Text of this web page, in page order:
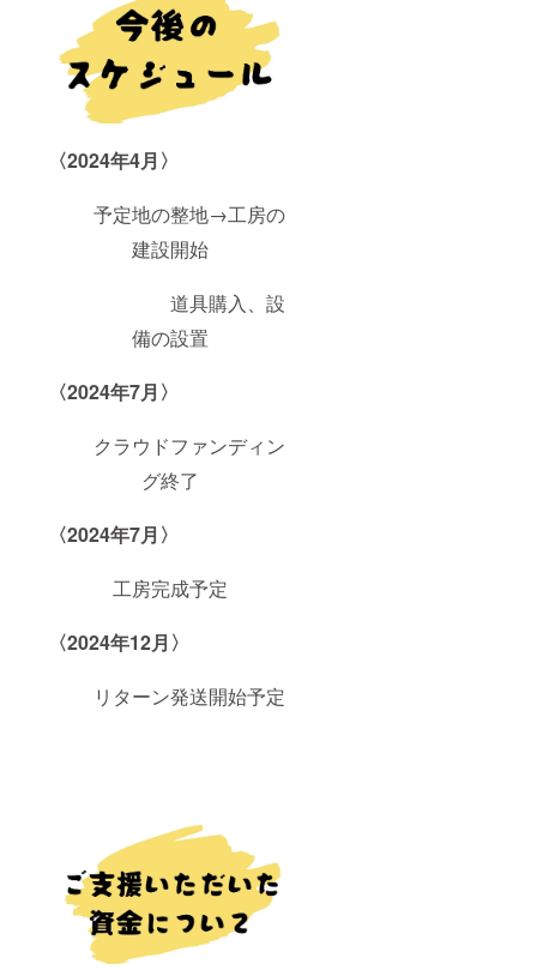
〈2024年4月〉
予定地の整地→工房の
建設開始
道具購入、設
備の設置
〈2024年7月〉
クラウドファンディン
グ終了
〈2024年7月〉
工房完成予定
〈2024年12月〉
リターン発送開始予定